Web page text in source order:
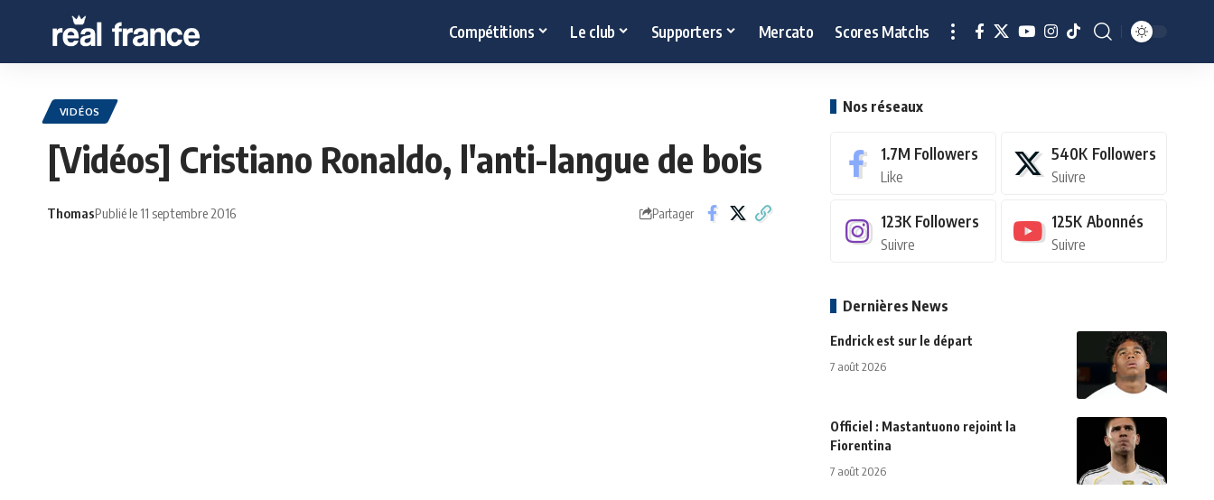
Compétitions Le club Supporters Mercato Scores Matchs
VIDÉOS
[Vidéos] Cristiano Ronaldo, l'anti-langue de bois
ThomasPublié le 11 septembre 2016 Partager
Nos réseaux
1.7M Followers
Like
540K Followers
Suivre
123K Followers
Suivre
125K Abonnés
Suivre
Dernières News
Endrick est sur le départ
7 août 2026
Officiel : Mastantuono rejoint la
Fiorentina
7 août 2026